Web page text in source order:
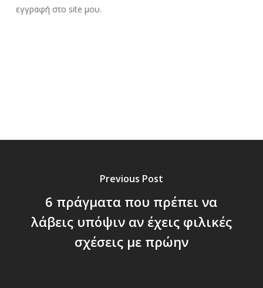
εγγραφή στο site μου.
Previous Post
6 πράγματα που πρέπει να
λάβεις υπόψιν αν έχεις φιλικές
σχέσεις με πρώην